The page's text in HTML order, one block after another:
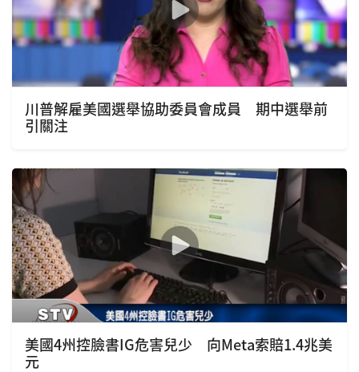
川普解雇美國選舉協助委員會成員 期中選舉前
引關注
美國4州控臉書IG危害兒少 向Meta索賠1.4兆美
元